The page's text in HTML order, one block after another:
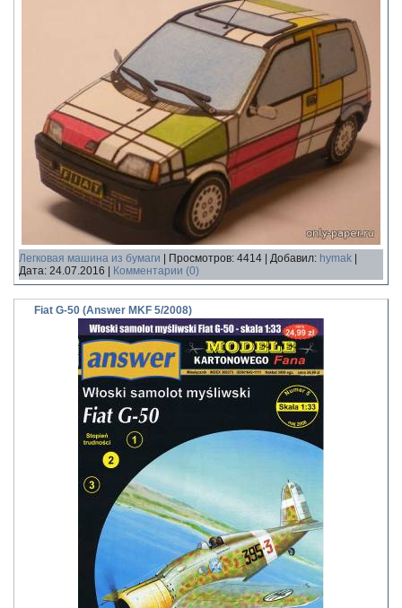
Легковая машина из бумаги Просмотров: 4414 Добавил: hymak
Дата: 24.07.2016 Комментарии (0)
Fiat G-50 (Answer MKF 5/2008)